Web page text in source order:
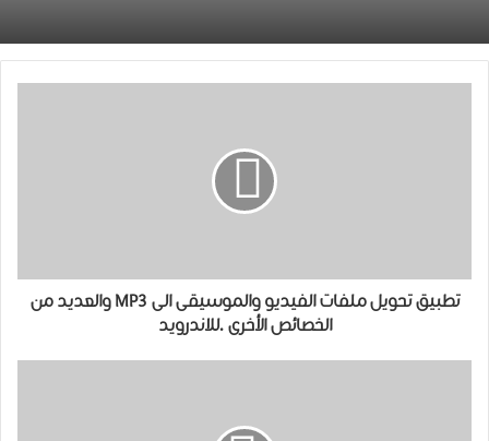
تطبيق تحويل ملفات الفيديو والموسيقى الى MP3 والعديد من
الخصائص الأخرى .للاندرويد